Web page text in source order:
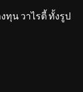
ทุน วาไรตี้ ทั้งรูป